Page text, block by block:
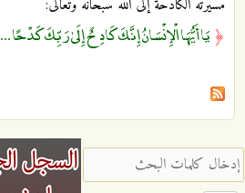
مسيرته الكادحة إلى الله سُبحَانَهُ وَتَعَالى:
﴿ يَا أَيُّهَا الْإِنْسَانُ إِنَّكَ كَادِحٌ إِلَىٰ رَبِّكَ كَدْحًا ...
‏إدخال كلمات البحث ‏